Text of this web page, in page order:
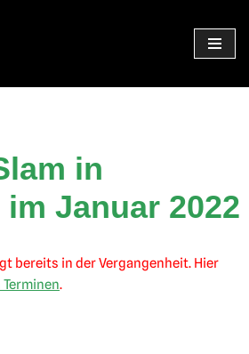
in
Januar 2022
bereits in der Vergangenheit. Hier
.